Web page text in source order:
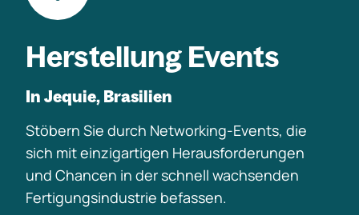
Herstellung Events
In Jequie, Brasilien
Stöbern Sie durch Networking-Events, die
sich mit einzigartigen Herausforderungen
und Chancen in der schnell wachsenden
Fertigungsindustrie befassen.